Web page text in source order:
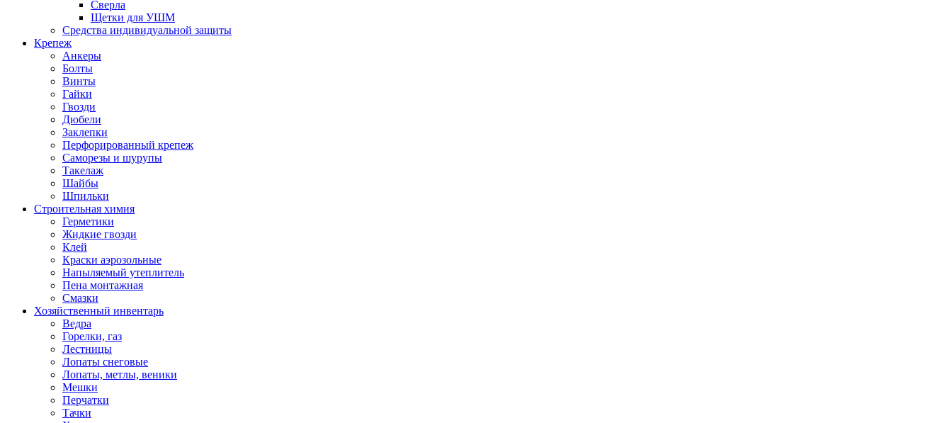
Сверла
Щетки для УШМ
Средства индивидуальной защиты
Крепеж
Анкеры
Болты
Винты
Гайки
Гвозди
Дюбели
Заклепки
Перфорированный крепеж
Саморезы и шурупы
Такелаж
Шайбы
Шпильки
Строительная химия
Герметики
Жидкие гвозди
Клей
Краски аэрозольные
Напыляемый утеплитель
Пена монтажная
Смазки
Хозяйственный инвентарь
Ведра
Горелки, газ
Лестницы
Лопаты снеговые
Лопаты, метлы, веники
Мешки
Перчатки
Тачки